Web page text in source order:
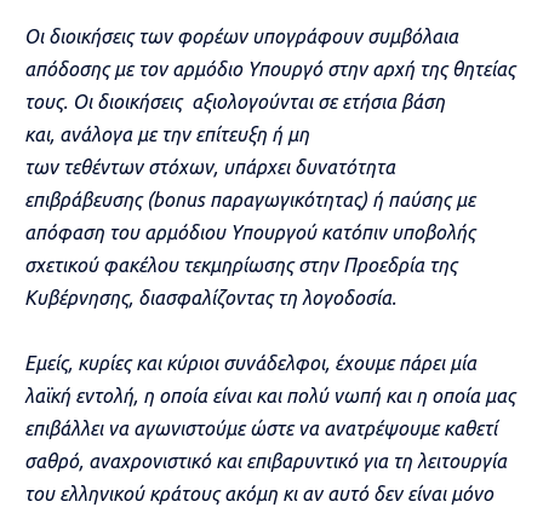
Οι διοικήσεις των φορέων υπογράφουν συμβόλαια
απόδοσης με τον αρμόδιο Υπουργό στην αρχή της θητείας
τους. Οι διοικήσεις αξιολογούνται σε ετήσια βάση
και, ανάλογα με την επίτευξη ή μη
των τεθέντων στόχων, υπάρχει δυνατότητα
επιβράβευσης (bonus παραγωγικότητας) ή παύσης με
απόφαση του αρμόδιου Υπουργού κατόπιν υποβολής
σχετικού φακέλου τεκμηρίωσης στην Προεδρία της
Κυβέρνησης, διασφαλίζοντας τη λογοδοσία.
Εμείς, κυρίες και κύριοι συνάδελφοι, έχουμε πάρει μία
λαϊκή εντολή, η οποία είναι και πολύ νωπή και η οποία μας
επιβάλλει να αγωνιστούμε ώστε να ανατρέψουμε καθετί
σαθρό, αναχρονιστικό και επιβαρυντικό για τη λειτουργία
του ελληνικού κράτους ακόμη κι αν αυτό δεν είναι μόνο